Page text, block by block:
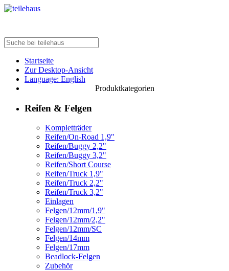
Startseite
Zur Desktop-Ansicht
Language: English
Produktkategorien
Reifen & Felgen
Kompletträder
Reifen/On-Road 1,9"
Reifen/Buggy 2,2"
Reifen/Buggy 3,2"
Reifen/Short Course
Reifen/Truck 1,9"
Reifen/Truck 2,2"
Reifen/Truck 3,2"
Einlagen
Felgen/12mm/1,9"
Felgen/12mm/2,2"
Felgen/12mm/SC
Felgen/14mm
Felgen/17mm
Beadlock-Felgen
Zubehör